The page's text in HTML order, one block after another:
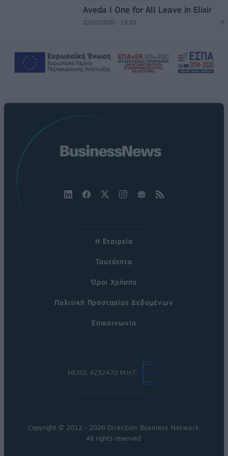
Aveda I One for All Leave in Elixir
22/07/2026 - 13:20
Η Εταιρεία
Ταυτότητα
Όροι Χρήσης
Πολιτική Προστασίας Δεδομένων
Επικοινωνία
ΜΕΛΟΣ #232470 Μ.Η.Τ.
Copyright © 2012 - 2026 Direction Business Network
All rights reserved.